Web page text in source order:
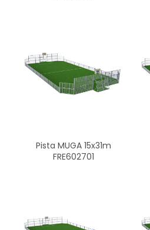
Pista MUGA 15x31m
FRE602701